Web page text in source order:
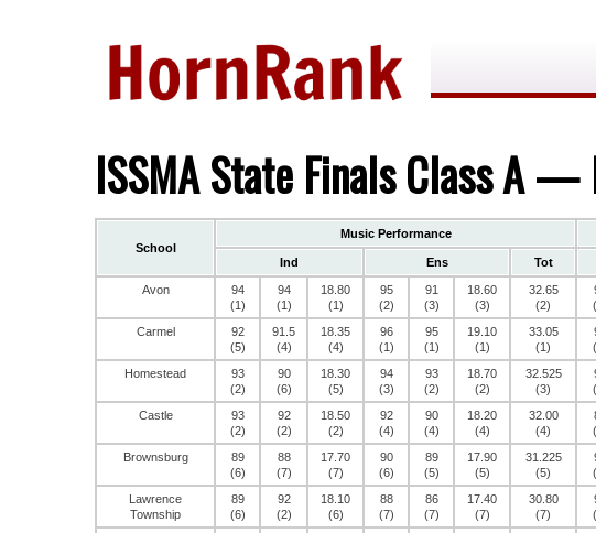
ISSMA State Finals Class A —
School
Music Performance
Ind
Ens Tot
Avon
94
(1)
94
(1)
18.80
(1)
95
(2)
91
(3)
18.60
(3)
32.65
(2)
Carmel
92
(5)
91.5
(4)
18.35
(4)
96
(1)
95
(1)
19.10
(1)
33.05
(1)
Homestead
93
(2)
90
(6)
18.30
(5)
94
(3)
93
(2)
18.70
(2)
32.525
(3)
Castle
93
(2)
92
(2)
18.50
(2)
92
(4)
90
(4)
18.20
(4)
32.00
(4)
Brownsburg
89
(6)
88
(7)
17.70
(7)
90
(6)
89
(5)
17.90
(5)
31.225
(5)
Lawrence
Township
89
(6)
92
(2)
18.10
(6)
88
(7)
86
(7)
17.40
(7)
30.80
(7)